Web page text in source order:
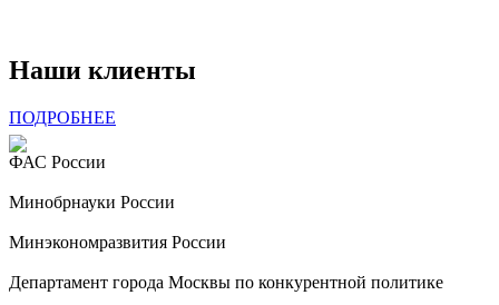
Наши клиенты
ПОДРОБНЕЕ
ФАС России
Минобрнауки России
Минэкономразвития России
Департамент города Москвы по конкурентной политике